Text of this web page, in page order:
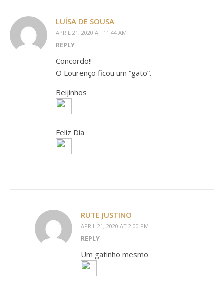
LUÍSA DE SOUSA
APRIL 21, 2020 AT 11:44 AM
REPLY
Concordo!!
O Lourenço ficou um “gato”.
Beijinhos
Feliz Dia
RUTE JUSTINO
APRIL 21, 2020 AT 2:00 PM
REPLY
Um gatinho mesmo